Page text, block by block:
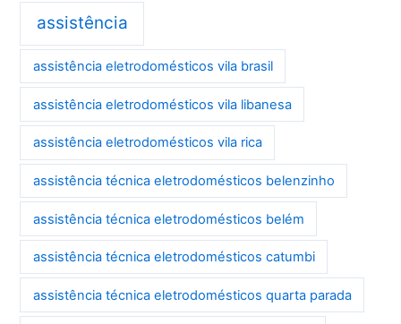
assistência
assistência eletrodomésticos vila brasil
assistência eletrodomésticos vila libanesa
assistência eletrodomésticos vila rica
assistência técnica eletrodomésticos belenzinho
assistência técnica eletrodomésticos belém
assistência técnica eletrodomésticos catumbi
assistência técnica eletrodomésticos quarta parada